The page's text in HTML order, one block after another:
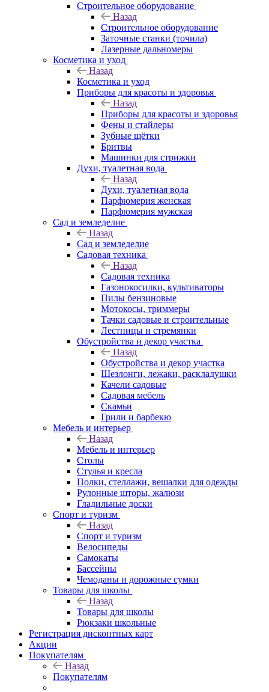
Строительное оборудование
Назад
Строительное оборудование
Заточные станки (точила)
Лазерные дальномеры
Косметика и уход
Назад
Косметика и уход
Приборы для красоты и здоровья
Назад
Приборы для красоты и здоровья
Фены и стайлеры
Зубные щётки
Бритвы
Машинки для стрижки
Духи, туалетная вода
Назад
Духи, туалетная вода
Парфюмерия женская
Парфюмерия мужская
Сад и земледелие
Назад
Сад и земледелие
Садовая техника
Назад
Садовая техника
Газонокосилки, культиваторы
Пилы бензиновые
Мотокосы, триммеры
Тачки садовые и строительные
Лестницы и стремянки
Обустройства и декор участка
Назад
Обустройства и декор участка
Шезлонги, лежаки, раскладушки
Качели садовые
Садовая мебель
Скамьи
Грили и барбекю
Мебель и интерьер
Назад
Мебель и интерьер
Столы
Стулья и кресла
Полки, стеллажи, вешалки для одежды
Рулонные шторы, жалюзи
Гладильные доски
Спорт и туризм
Назад
Спорт и туризм
Велосипеды
Самокаты
Бассейны
Чемоданы и дорожные сумки
Товары для школы
Назад
Товары для школы
Рюкзаки школьные
Регистрация дисконтных карт
Акции
Покупателям
Назад
Покупателям